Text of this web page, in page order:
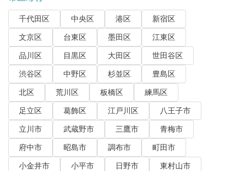
千代田区 中央区 港区
新宿区
文京区
台東区 墨田区
江東区
品川区
目黒区 大田区
世田谷区
渋谷区
中野区 杉並区
豊島区
北区
荒川区 板橋区
練馬区
足立区
葛飾区 江戸川区
八王子市
立川市
武蔵野市 三鷹市
青梅市
府中市
昭島市 調布市
町田市
小金井市
小平市 日野市
東村山市